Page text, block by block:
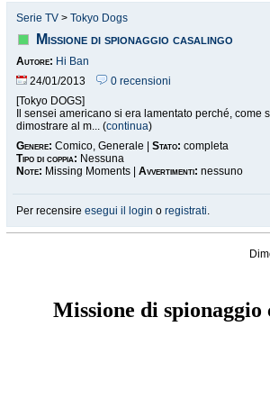
Serie TV > Tokyo Dogs
Missione di spionaggio casalingo
Autore: Hi Ban
24/01/2013
0 recensioni
[Tokyo DOGS]
Il sensei americano si era lamentato perché, come
dimostrare al m... (continua)
Genere: Comico, Generale | Stato: completa
Tipo di coppia: Nessuna
Note: Missing Moments | Avvertimenti: nessuno
Per recensire esegui il login o registrati.
Missione di spionaggio